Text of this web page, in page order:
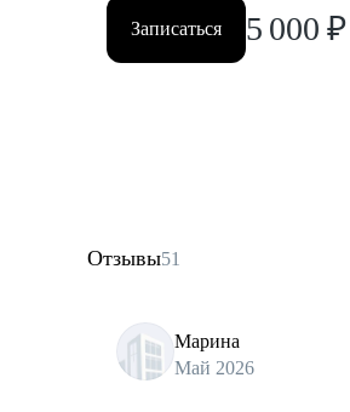
Записаться 5 000 ₽
Отзывы51
Марина
Май 2026